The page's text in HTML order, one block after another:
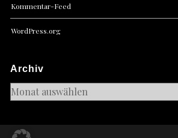
Kommentar-Feed
WordPress.org
Archiv
Archiv